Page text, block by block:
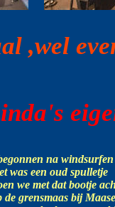
na
was een oud spulletje
we met dat bootje
grensmaas bij
,wel